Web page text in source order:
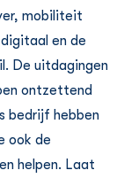
mobiliteit
en de
De uitdagingen
ontzettend
bedrijf hebben
ook de
helpen. Laat